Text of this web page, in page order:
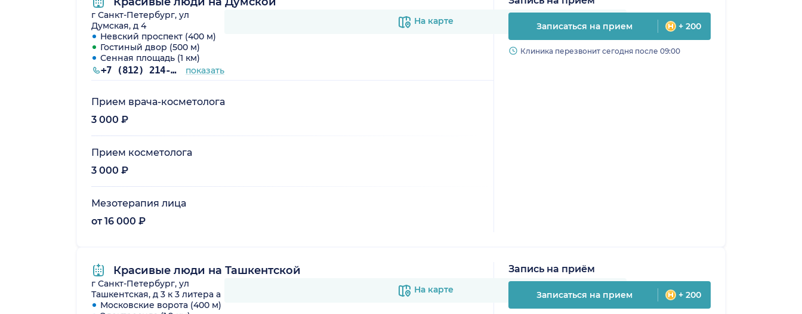
г Санкт-Петербург, ул
Думская, д 4
Невский проспект (400 м)
Гостиный двор (500 м)
Сенная площадь (1 км)
+7 (812) 214-67-56 показать
На карте
Прием врача-косметолога
3 000 ₽
Прием косметолога
3 000 ₽
Мезотерапия лица
от 16 000 ₽
Записаться на прием + 200
Клиника перезвонит сегодня после 09:00
Красивые люди на Ташкентской
г Санкт-Петербург, ул
Ташкентская, д 3 к 3 литера а
Московские ворота (400 м)
На карте
Запись на приём
Записаться на прием + 200